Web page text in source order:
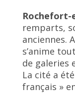
Rochefort-
remparts,
anciennes.
s’anime
de galeries
La cité a
français »